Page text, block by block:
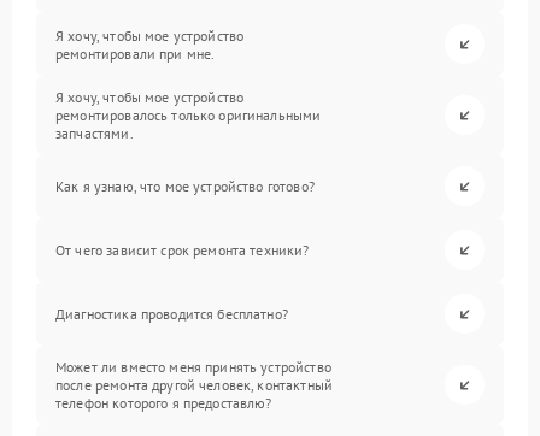
Я хочу, чтобы мое устройство
ремонтировали при мне.
Я хочу, чтобы мое устройство
ремонтировалось только оригинальными
запчастями.
Как я узнаю, что мое устройство готово?
От чего зависит срок ремонта техники?
Диагностика проводится бесплатно?
Может ли вместо меня принять устройство
после ремонта другой человек, контактный
телефон которого я предоставлю?